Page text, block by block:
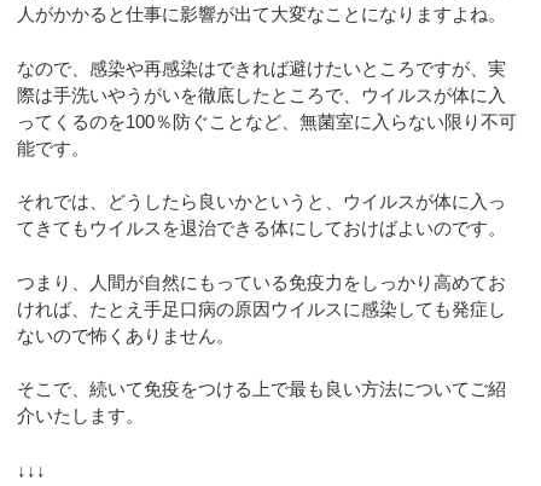
人がかかると仕事に影響が出て大変なことになりますよね。
なので、感染や再感染はできれば避けたいところですが、実
際は手洗いやうがいを徹底したところで、ウイルスが体に入
ってくるのを100％防ぐことなど、無菌室に入らない限り不可
能です。
それでは、どうしたら良いかというと、ウイルスが体に入っ
てきてもウイルスを退治できる体にしておけばよいのです。
つまり、人間が自然にもっている免疫力をしっかり高めてお
ければ、たとえ手足口病の原因ウイルスに感染しても発症し
ないので怖くありません。
そこで、続いて免疫をつける上で最も良い方法についてご紹
介いたします。
↓↓↓